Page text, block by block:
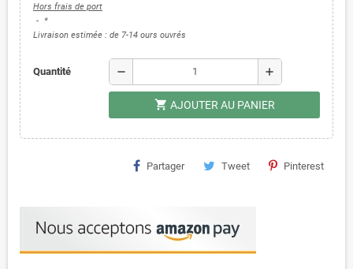
Hors frais de port
*
Livraison estimée : de 7-14 ours ouvrés
Quantité remove add
shopping_cart AJOUTER AU PANIER
Partager Tweet Pinterest